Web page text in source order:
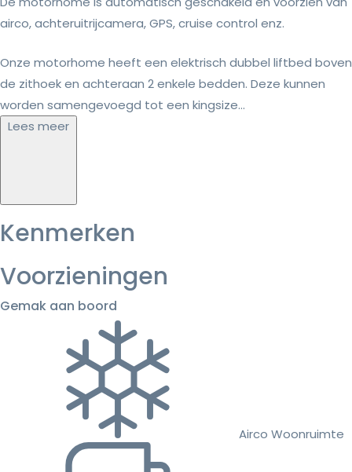
airco, achteruitrijcamera, GPS, cruise control enz.
Onze motorhome heeft een elektrisch dubbel liftbed boven
de zithoek en achteraan 2 enkele bedden. Deze kunnen
worden samengevoegd tot een kingsize...
Lees meer
Kenmerken
Voorzieningen
Gemak aan boord
Airco Woonruimte